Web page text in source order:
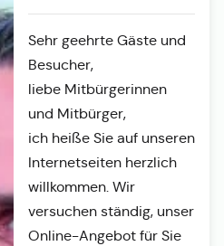
Sehr geehrte Gäste und
Besucher,
liebe Mitbürgerinnen
und Mitbürger,
ich heiße Sie auf unseren
Internetseiten herzlich
willkommen. Wir
versuchen ständig, unser
Online-Angebot für Sie